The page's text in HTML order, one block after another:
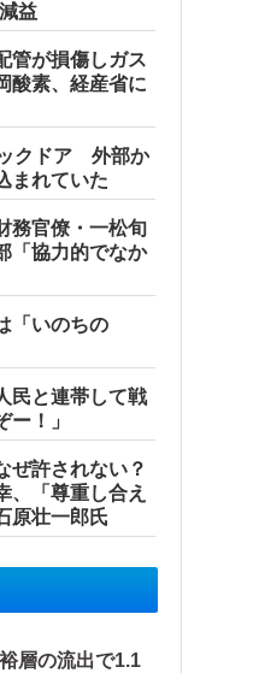
益
管が損傷しガス
酸素、経産省に
クドア 外部か
まれていた
務官僚・一松旬
「協力的でなか
「いのちの
民と連帯して戦
！」
ぜ許されない？
、「尊重し合え
原壮一郎氏
層の流出で1.1